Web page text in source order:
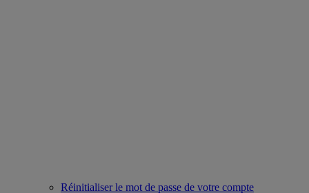
Réinitialiser le mot de passe de votre compte